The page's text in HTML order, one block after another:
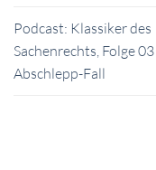
Podcast: Klassiker des
Sachenrechts, Folge
Abschlepp-Fall